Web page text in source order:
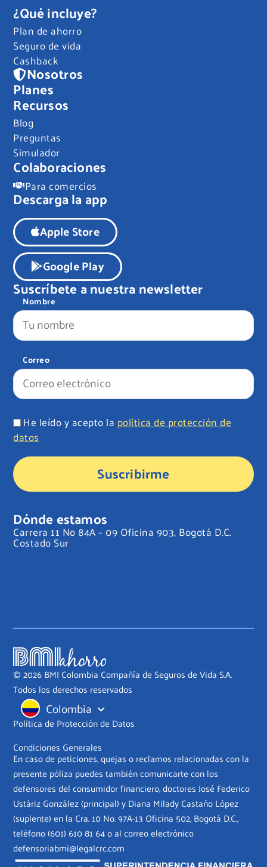
¿Qué incluye?
Plan de ahorro
Seguro de vida
Cashback
Nosotros
Planes
Recursos
Blog
Preguntas
Simulador
Colaboraciones
Para comercios
Descarga la app
Apple Store
Google Play
Suscríbete a nuestra newsletter
Nombre
Correo
He leído y acepto la política de protección de
datos
Suscribirme
Dónde estamos
Carrera 11 No 84A – 09 Oficina 903, Bogotá D.C.
Costado Sur
© 2026 BMI Colombia Compañía de Seguros de Vida S.A.
Todos los derechos reservados
Colombia
Política de Protección de Datos
Condiciones Generales
En caso de peticiones, quejas o reclamos relacionadas con la
presente póliza puedes también comunicarte con los
defensores del consumidor financiero, doctores José Federico
Ustáriz González (principal) y Diana Milady Castaño López
(suplente) en la Cra. 10 No. 97A-13 Oficina 502, Bogotá D.C.,
teléfono(601) 610 81 64o al correo electrónico
defensoriabmi@legalcrc.com